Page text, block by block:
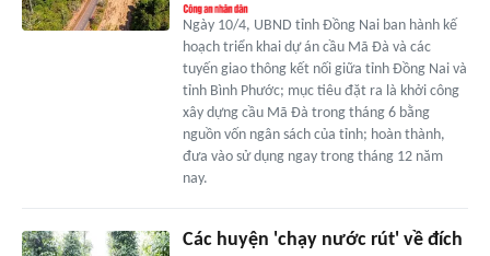
Ngày 10/4, UBND tỉnh Đồng Nai ban hành kế
hoạch triển khai dự án cầu Mã Đà và các
tuyến giao thông kết nối giữa tỉnh Đồng Nai và
tỉnh Bình Phước; mục tiêu đặt ra là khởi công
xây dựng cầu Mã Đà trong tháng 6 bằng
nguồn vốn ngân sách của tỉnh; hoàn thành,
đưa vào sử dụng ngay trong tháng 12 năm
nay.
Các huyện 'chạy nước rút' về đích